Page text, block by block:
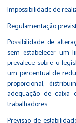
Impossibilidade de
Regulamentação
Possibilidade de
sem estabelecer um
prevalece sobre o
um percentual de
proporcional,
adequação de caixa
trabalhadores.
Previsão de